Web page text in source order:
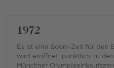
1972
Es ist eine Boom-Zeit für den
wird eröffnet: pünktlich zu
Münchner